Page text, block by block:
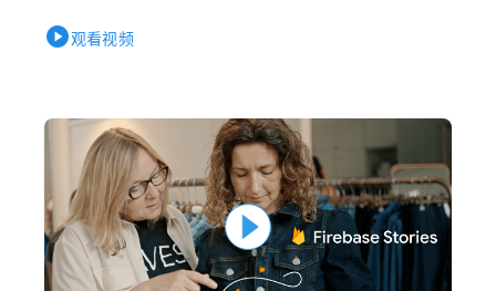
play_circle观看视频